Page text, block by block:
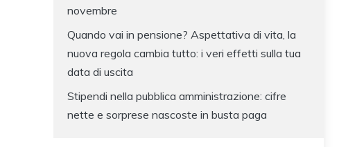
novembre
Quando vai in pensione? Aspettativa di vita, la
nuova regola cambia tutto: i veri effetti sulla tua
data di uscita
Stipendi nella pubblica amministrazione: cifre
nette e sorprese nascoste in busta paga